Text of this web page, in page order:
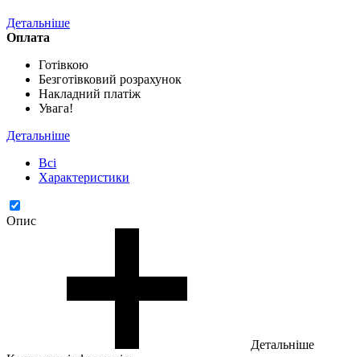
Детальніше
Оплата
Готівкою
Безготівковий розрахунок
Накладний платіж
Увага!
Детальніше
Всі
Характеристики
Опис
Детальніше